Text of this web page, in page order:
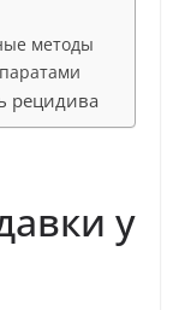
методы
рецидива
у